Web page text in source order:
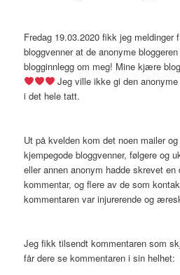
Fredag 19.03.2020 fikk jeg meldinger
bloggvenner at de anonyme
blogginnlegg om meg! Mine kjære
Jeg ville ikke gi den
i det hele tatt.
Ut på kvelden kom det noen mailer
kjempegode bloggvenner, følgere og
eller annen anonym hadde skrevet
kommentar, og flere av de som
kommentaren var injurerende og
Jeg fikk tilsendt kommentaren som
får dere se kommentaren i sin helhet: